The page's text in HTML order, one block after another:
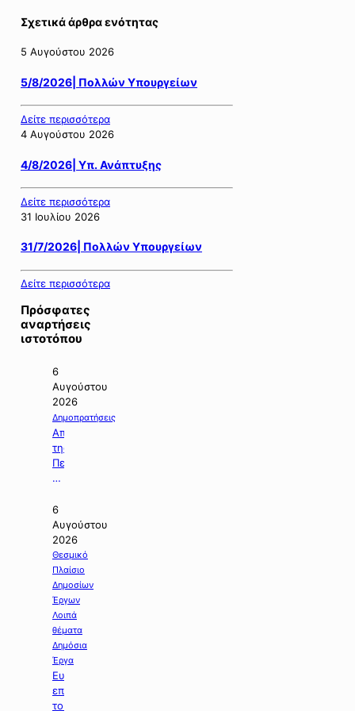
Σχετικά άρθρα ενότητας
5 Αυγούστου 2026
5/8/2026| Πολλών Υπουργείων
Δείτε περισσότερα
4 Αυγούστου 2026
4/8/2026| Υπ. Ανάπτυξης
Δείτε περισσότερα
31 Ιουλίου 2026
31/7/2026| Πολλών Υπουργείων
Δείτε περισσότερα
Πρόσφατες
αναρτήσεις
ιστοτόπου
6
Αυγούστου
2026
Δημοπρατήσεις
Απόφαση
της
Περιφέρειας
Κεντρικής
με
την
οποία
ματαιώνεται
δημοπρασία
έργου.
6
Αυγούστου
2026
Θεσμικό
Πλαίσιο
Δημοσίων
Έργων
Λοιπά
θέματα
Δημόσια
Έργα
Ευχαριστήριος
επιστολή
του